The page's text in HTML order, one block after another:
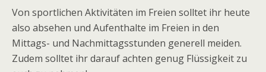
Von sportlichen Aktivitäten im Freien solltet ihr heute
also absehen und Aufenthalte im Freien in den
Mittags- und Nachmittagsstunden generell meiden.
Zudem solltet ihr darauf achten genug Flüssigkeit zu